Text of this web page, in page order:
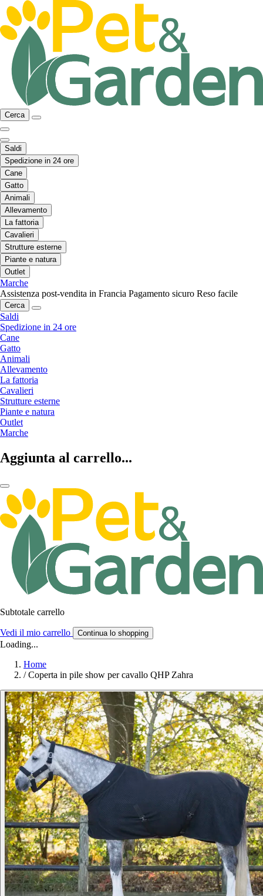
Cerca
Saldi
Spedizione in 24 ore
Cane
Gatto
Animali
Allevamento
La fattoria
Cavalieri
Strutture esterne
Piante e natura
Outlet
Marche
Assistenza post-vendita in Francia Pagamento sicuro Reso facile
Cerca
Saldi
Spedizione in 24 ore
Cane
Gatto
Animali
Allevamento
La fattoria
Cavalieri
Strutture esterne
Piante e natura
Outlet
Marche
Aggiunta al carrello...
Subtotale carrello
Vedi il mio carrello Continua lo shopping
Loading...
Home
/ Coperta in pile show per cavallo QHP Zahra